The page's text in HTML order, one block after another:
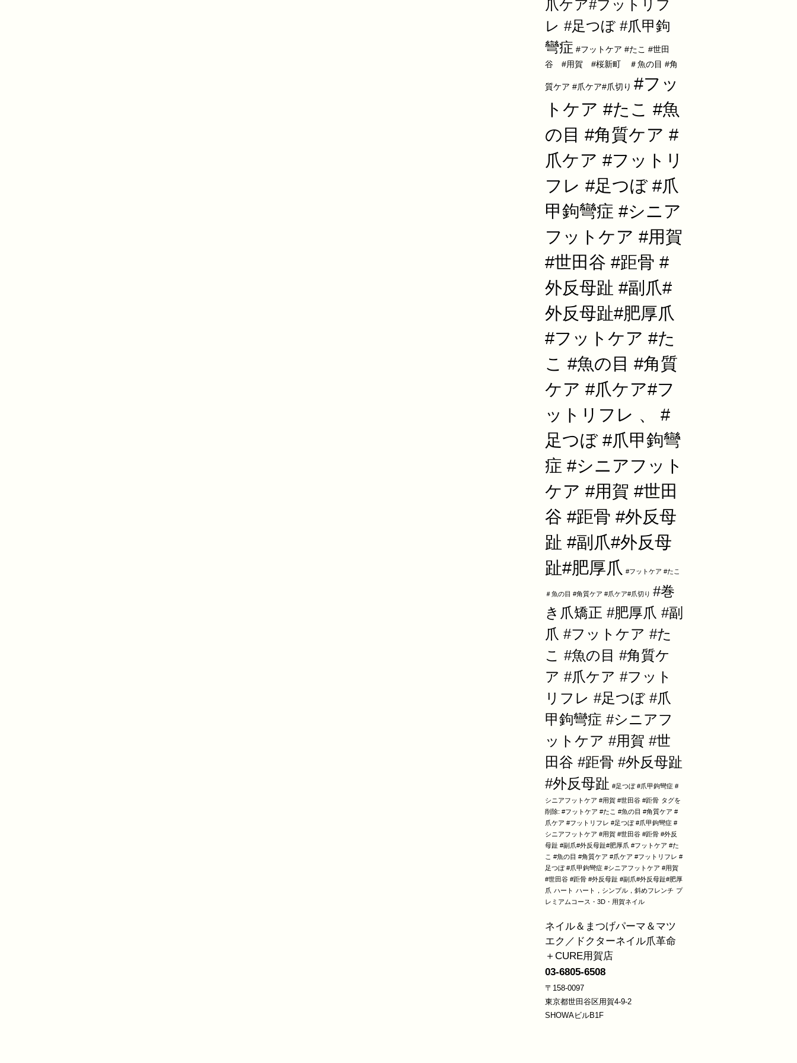
爪ケア#フットリフ
レ #足つぼ #爪甲鉤
彎症 #フットケア #たこ #世田
谷 #用賀 #桜新町 ＃魚の目 #角
質ケア #爪ケア#爪切り #フッ
トケア #たこ #魚
の目 #角質ケア #
爪ケア #フットリ
フレ #足つぼ #爪
甲鉤彎症 #シニア
フットケア #用賀
#世田谷 #距骨 #
外反母趾 #副爪#
外反母趾#肥厚爪
#フットケア #た
こ #魚の目 #角質
ケア #爪ケア#フ
ットリフレ 、 #
足つぼ #爪甲鉤彎
症 #シニアフット
ケア #用賀 #世田
谷 #距骨 #外反母
趾 #副爪#外反母
趾#肥厚爪 #フットケア #たこ
＃魚の目 #角質ケア #爪ケア#爪切り #巻
き爪矯正 #肥厚爪 #副
爪 #フットケア #た
こ #魚の目 #角質ケ
ア #爪ケア #フット
リフレ #足つぼ #爪
甲鉤彎症 #シニアフ
ットケア #用賀 #世
田谷 #距骨 #外反母趾
#外反母趾 #足つぼ #爪甲鉤彎症 #
シニアフットケア #用賀 #世田谷 #距骨 タグを
削除: #フットケア #たこ #魚の目 #角質ケア #
爪ケア #フットリフレ #足つぼ #爪甲鉤彎症 #
シニアフットケア #用賀 #世田谷 #距骨 #外反
母趾 #副爪#外反母趾#肥厚爪 #フットケア #た
こ #魚の目 #角質ケア #爪ケア #フットリフレ #
足つぼ #爪甲鉤彎症 #シニアフットケア #用賀
#世田谷 #距骨 #外反母趾 #副爪#外反母趾#肥厚
爪 ハート ハート，シンプル，斜めフレンチ プ
レミアムコース・3D・用賀ネイル
ネイル＆まつげパーマ＆マツ
エク／ドクターネイル爪革命
＋CURE用賀店
03-6805-6508
〒158-0097
東京都世田谷区用賀4-9-2
SHOWAビルB1F